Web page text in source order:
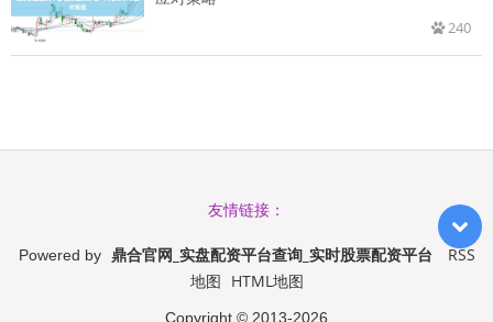
240
友情链接：
Powered by 鼎合官网_实盘配资平台查询_实时股票配资平台
RSS
地图 HTML地图
Copyright © 2013-2026